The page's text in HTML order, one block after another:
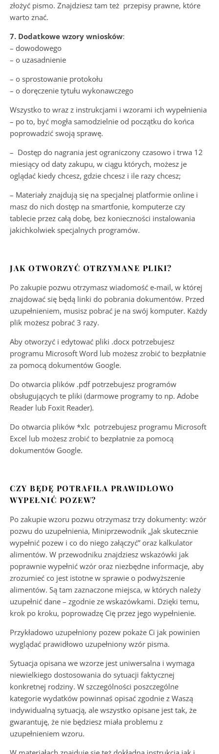
złożyć pismo. Znajdziesz tam też przepisy prawne, które
warto znać.
7. Dodatkowe wzory wniosków:
– dowodowego
– o uzasadnienie
– o sprostowanie protokołu
– o doręczenie tytułu wykonawczego
Wszystko to wraz z instrukcjami i wzorami ich wypełnienia
– po to, być mogła samodzielnie od początku do końca
poprowadzić swoją sprawę.
– Dostęp do nagrania jest ograniczony czasowo i trwa 12
miesiący od daty zakupu, w ciągu których, możesz je
oglądać kiedy chcesz, gdzie chcesz i ile razy chcesz;
– Materiały znajdują się na specjalnej platformie online i
masz do nich dostęp na smartfonie, komputerze czy
tablecie przez całą dobę, bez konieczności instalowania
jakichkolwiek specjalnych programów.
JAK OTWORZYĆ OTRZYMANE PLIKI?
Po zakupie pozwu otrzymasz wiadomość e-mail, w której
znajdować się będą linki do pobrania dokumentów. Przed
uzupełnieniem, musisz pobrać je na swój komputer. Każdy
plik możesz pobrać 3 razy.
Aby otworzyć i edytować pliki .docx potrzebujesz
programu Microsoft Word lub możesz zrobić to bezpłatnie
za pomocą dokumentów Google.
Do otwarcia plików .pdf potrzebujesz programów
obsługujących te pliki (darmowe programy to np. Adobe
Reader lub Foxit Reader).
Do otwarcia plików *xlc potrzebujesz programu Microsoft
Excel lub możesz zrobić to bezpłatnie za pomocą
dokumentów Google.
CZY BĘDĘ POTRAFIŁA PRAWIDŁOWO
WYPEŁNIĆ POZEW?
Po zakupie wzoru pozwu otrzymasz trzy dokumenty: wzór
pozwu do uzupełnienia, Miniprzewodnik „Jak skutecznie
wypełnić pozew i co do niego załączyć” oraz kalkulator
alimentów. W przewodniku znajdziesz wskazówki jak
poprawnie wypełnić wzór oraz niezbędne informacje, aby
zrozumieć co jest istotne w sprawie o podwyższenie
alimentów. Są tam zaznaczone miejsca, w których należy
uzupełnić dane – zgodnie ze wskazówkami. Dzięki temu,
krok po kroku, poprowadzę Cię przez jego wypełnienie.
Przykładowo uzupełniony pozew pokaże Ci jak powinien
wyglądać prawidłowo uzupełniony wzór pisma.
Sytuacja opisana we wzorze jest uniwersalna i wymaga
niewielkiego dostosowania do sytuacji faktycznej
konkretnej rodziny. W szczególności poszczególne
kategorie wydatków powinnaś opisać zgodnie z Waszą
indywidualną sytuacją, ale wszystko opisane jest tak, że
gwarantuję, że nie będziesz miała problemu z
uzupełnieniem wzoru.